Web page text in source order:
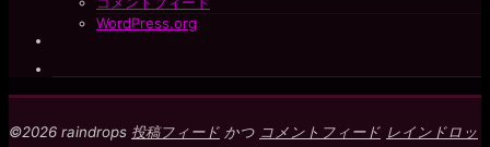
WordPress.org
©2026 raindrops 投稿フィード かつ コメントフィード レインドロッ